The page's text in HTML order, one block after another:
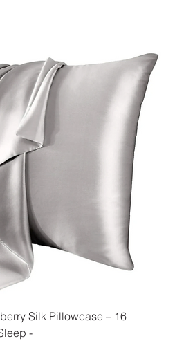
Silk Pillowcase – 16
-